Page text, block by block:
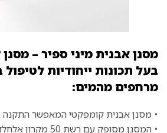
מסנן אבנית מיני ספיר –
בעל תכונות ייחודיות
מרחפים מהמים:
• מסנן אבנית קומפקטי המאפשר התקנה
• המסנן מסופק עם רשת